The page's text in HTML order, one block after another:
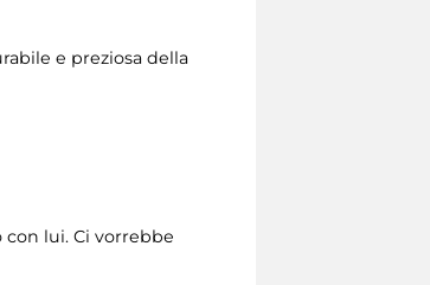
e preziosa della
con lui. Ci vorrebbe